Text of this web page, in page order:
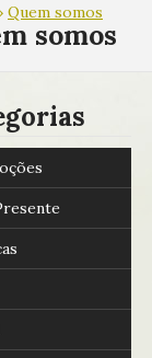
Quem somos
somos